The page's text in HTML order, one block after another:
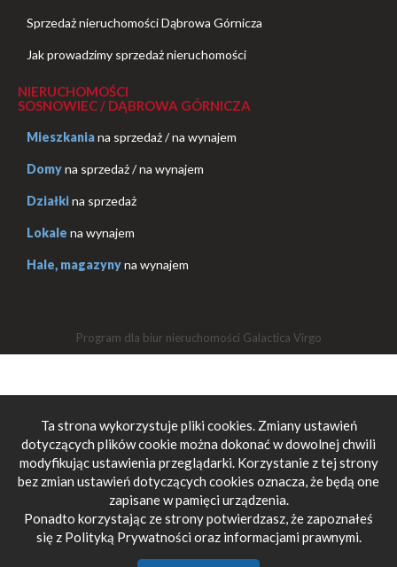
Sprzedaż nieruchomości Dąbrowa Górnicza
Jak prowadzimy sprzedaż nieruchomości
NIERUCHOMOŚCI
SOSNOWIEC / DĄBROWA GÓRNICZA
Mieszkaniana sprzedaż/na wynajem
Domyna sprzedaż/na wynajem
Działkina sprzedaż
Lokale na wynajem
Hale, magazynyna wynajem
Program dla biur nieruchomości Galactica Virgo
Ta strona wykorzystuje pliki cookies. Zmiany ustawień
dotyczących plików cookie można dokonać w dowolnej chwili
modyfikując ustawienia przeglądarki. Korzystanie z tej strony
bez zmian ustawień dotyczących cookies oznacza, że będą one
zapisane w pamięci urządzenia.
Ponadto korzystając ze strony potwierdzasz, że zapoznałeś
się z Polityką Prywatności oraz informacjami prawnymi.